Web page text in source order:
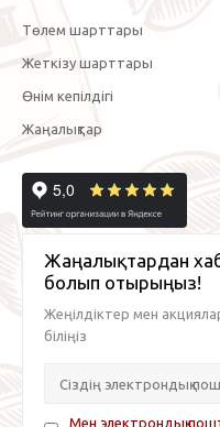
Төлем шарттары
Жеткізу шарттары
Өнім кепілдігі
Жаңалықтар
Жаңалықтардан
болып отырыңыз!
Жеңілдіктер мен
біліңіз
Мен электрондық